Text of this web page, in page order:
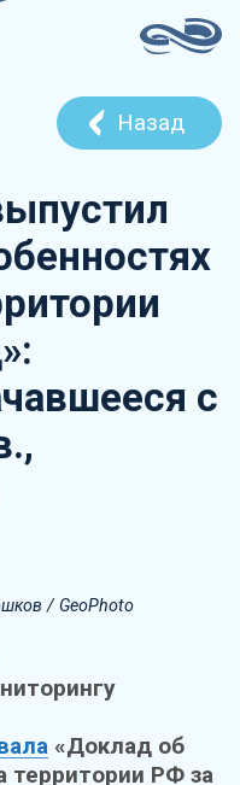
Назад
с
/ GeoPhoto
«Доклад об
территории РФ за